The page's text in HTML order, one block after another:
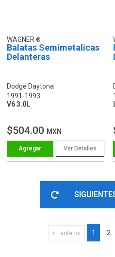
WAGNER
Balatas Semimetalicas
Delanteras
Dodge Daytona
1991-1993
V6 3.0L
$504.00 MXN
Ver Detalles
anterior 1 2